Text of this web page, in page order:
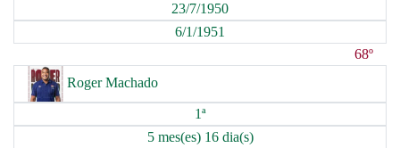
23/7/1950
6/1/1951
68º
Roger Machado
1ª
5 mes(es) 16 dia(s)